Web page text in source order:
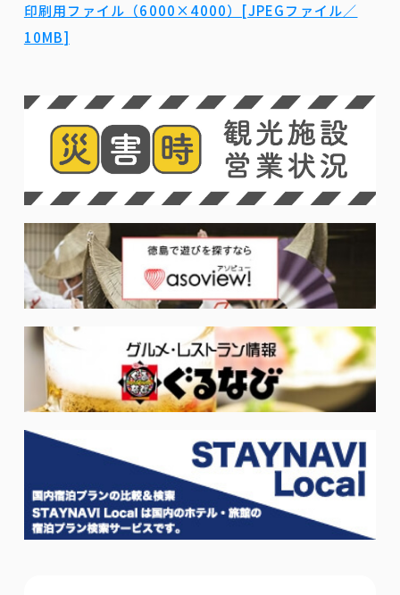
印刷用ファイル（6000×4000）[JPEGファイル／
10MB]